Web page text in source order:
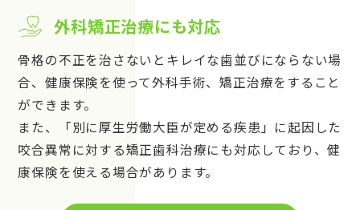
外科矯正治療にも対応
骨格の不正を治さないとキレイな歯並びにならない場
合、健康保険を使って外科手術、矯正治療をすること
ができます。
また、「別に厚生労働大臣が定める疾患」に起因した
咬合異常に対する矯正歯科治療にも対応しており、健
康保険を使える場合があります。